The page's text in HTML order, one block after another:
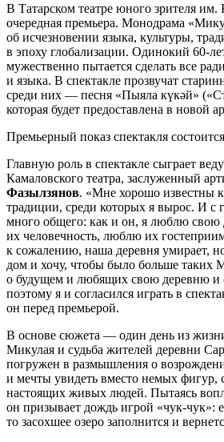
В Татарском театре юного зрителя им.
очередная премьера. Монодрама
об исчезновении языка, культуры,
в эпоху глобализации. Одинокий 60-
мужественно пытается сделать все
и языка. В спектакле прозвучат
среди них — песня «Пыяла күкәй»
которая будет предоставлена в новой
Премьерный показ спектакля
Главную роль в спектакле сыграет
Камаловского театра, заслуженный
Фазылзянов. «Мне хорошо известны
традиции, среди которых я вырос. И с
много общего: как и он, я люблю свою
их человечность, люблю их
к сожалению, наша деревня умирает,
дом и хочу, чтобы было больше таких
о будущем и любящих свою деревню и
поэтому я и согласился играть в
он перед премьерой.
В основе сюжета — один день из
Микулая и судьба жителей деревни
погружен в размышления о
и мечты увидеть вместо немых
настоящих живых людей. Пытаясь
он призывает дождь игрой «чук-чук»:
то засохшее озеро заполнится и